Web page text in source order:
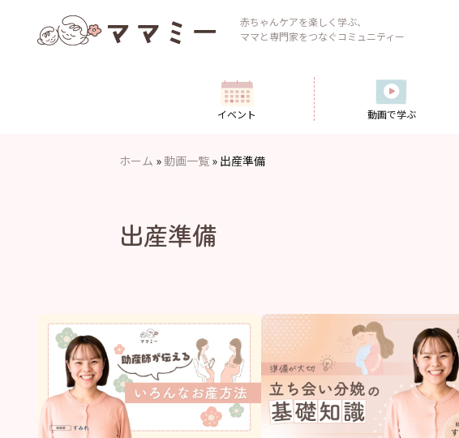
content
赤ちゃんケアを楽しく学ぶ、
ママと専門家をつなぐコミュニティー
イベント 動画で学ぶ
ホーム » 動画一覧 » 出産準備
出産準備